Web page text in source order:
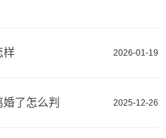
2026-01-19
样
2025-12-26
了怎么判